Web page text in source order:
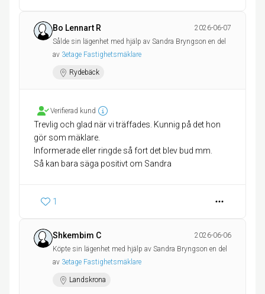
Bo Lennart R
2026-06-07
Sålde sin lägenhet med hjälp av Sandra Bryngson en del
av 3etage Fastighetsmäklare
Rydebäck
Verifierad kund
Trevlig och glad när vi träffades. Kunnig på det hon
gör som mäklare.
Informerade eller ringde så fort det blev bud mm.
1
Shkembim C
2026-06-06
Köpte sin lägenhet med hjälp av Sandra Bryngson en del
av 3etage Fastighetsmäklare
Landskrona